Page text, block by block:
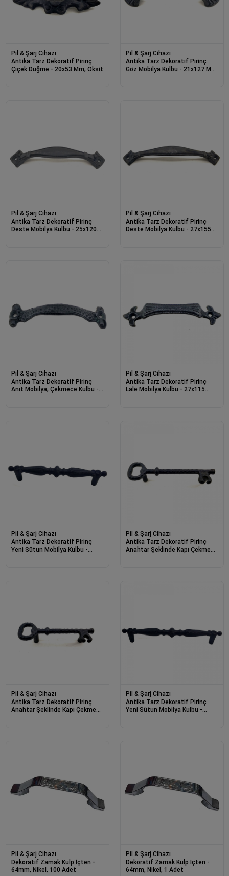
Pil & Şarj Cihazı
Antika Tarz Dekoratif Pirinç
Çiçek Düğme - 20x53 Mm, Oksit
Pil & Şarj Cihazı
Antika Tarz Dekoratif Pirinç
Göz Mobilya Kulbu - 21x127 Mm,
Pil & Şarj Cihazı
Antika Tarz Dekoratif Pirinç
Deste Mobilya Kulbu - 25x120
Pil & Şarj Cihazı
Antika Tarz Dekoratif Pirinç
Deste Mobilya Kulbu - 27x155
Pil & Şarj Cihazı
Antika Tarz Dekoratif Pirinç
Anıt Mobilya, Çekmece Kulbu -
Pil & Şarj Cihazı
Antika Tarz Dekoratif Pirinç
Lale Mobilya Kulbu - 27x115
Pil & Şarj Cihazı
Antika Tarz Dekoratif Pirinç
Yeni Sütun Mobilya Kulbu -
Pil & Şarj Cihazı
Antika Tarz Dekoratif Pirinç
Anahtar Şeklinde Kapı Çekme
Pil & Şarj Cihazı
Antika Tarz Dekoratif Pirinç
Anahtar Şeklinde Kapı Çekme
Pil & Şarj Cihazı
Antika Tarz Dekoratif Pirinç
Yeni Sütun Mobilya Kulbu -
Pil & Şarj Cihazı
Dekoratif Zamak Kulp İçten -
64mm, Nikel, 100 Adet
Pil & Şarj Cihazı
Dekoratif Zamak Kulp İçten -
64mm, Nikel, 1 Adet